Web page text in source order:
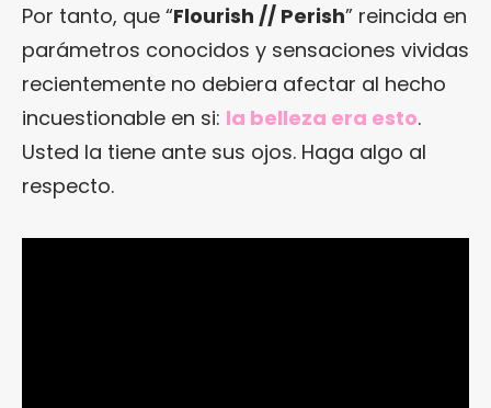
Por tanto, que “Flourish // Perish” reincida en
parámetros conocidos y sensaciones vividas
recientemente no debiera afectar al hecho
incuestionable en si: la belleza era esto.
Usted la tiene ante sus ojos. Haga algo al
respecto.